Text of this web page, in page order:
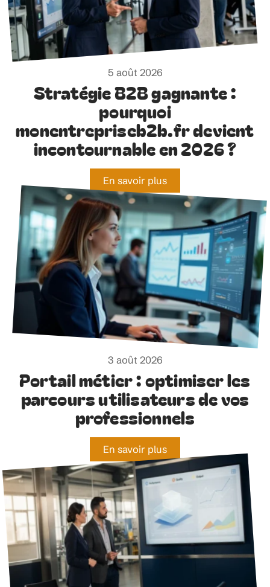
5 août 2026
Stratégie B2B gagnante :
pourquoi
monentrepriseb2b.fr devient
incontournable en 2026 ?
En savoir plus
3 août 2026
Portail métier : optimiser les
parcours utilisateurs de vos
professionnels
En savoir plus